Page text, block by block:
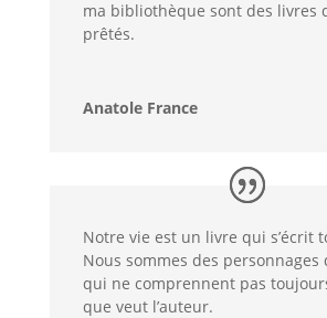
ma bibliothèque sont des livres
prêtés.
Anatole France
Notre vie est un livre qui s’écrit
Nous sommes des personnages
qui ne comprennent pas
que veut l’auteur.